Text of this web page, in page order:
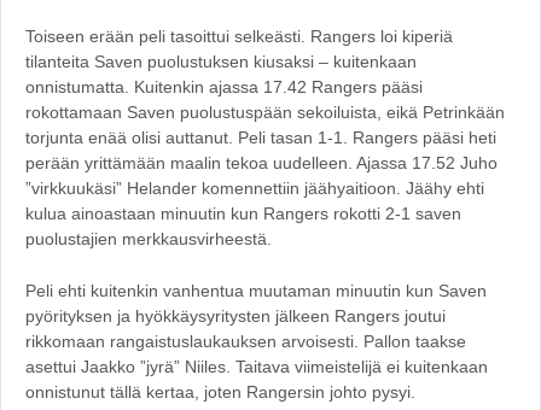
Toiseen erään peli tasoittui selkeästi. Rangers loi kiperiä
tilanteita Saven puolustuksen kiusaksi – kuitenkaan
onnistumatta. Kuitenkin ajassa 17.42 Rangers pääsi
rokottamaan Saven puolustuspään sekoiluista, eikä Petrinkään
torjunta enää olisi auttanut. Peli tasan 1-1. Rangers pääsi heti
perään yrittämään maalin tekoa uudelleen. Ajassa 17.52 Juho
”virkkuukäsi” Helander komennettiin jäähyaitioon. Jäähy ehti
kulua ainoastaan minuutin kun Rangers rokotti 2-1 saven
puolustajien merkkausvirheestä.
Peli ehti kuitenkin vanhentua muutaman minuutin kun Saven
pyörityksen ja hyökkäysyritysten jälkeen Rangers joutui
rikkomaan rangaistuslaukauksen arvoisesti. Pallon taakse
asettui Jaakko ”jyrä” Niiles. Taitava viimeistelijä ei kuitenkaan
onnistunut tällä kertaa, joten Rangersin johto pysyi.